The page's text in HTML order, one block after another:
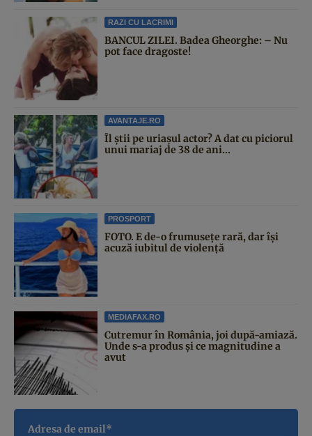
RAZI CU LACRIMI
BANCUL ZILEI. Badea Gheorghe: – Nu
pot face dragoste!
AVANTAJE.RO
Îl știi pe uriașul actor? A dat cu piciorul
unui mariaj de 38 de ani...
PROSPORT
FOTO. E de-o frumusețe rară, dar își
acuză iubitul de violență
MEDIAFAX.RO
Cutremur în România, joi după-amiază.
Unde s-a produs și ce magnitudine a
avut
Adresa de email*